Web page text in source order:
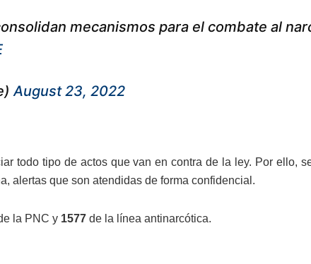
mecanismos para el combate al
August 23, 2022
todo tipo de actos que van en contra de la ley. Por ello,
alertas que son atendidas de forma confidencial.
la PNC y 1577 de la línea antinarcótica.